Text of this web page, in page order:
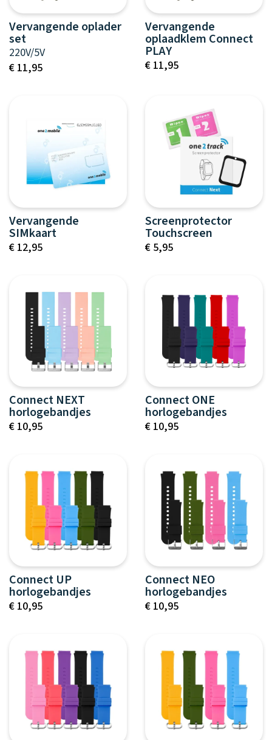
Vervangende oplader
set
220V/5V
€ 11,95
Vervangende
oplaadklem Connect
PLAY
€ 11,95
Vervangende
SIMkaart
€ 12,95
Screenprotector
Touchscreen
€ 5,95
Connect NEXT
horlogebandjes
€ 10,95
Connect ONE
horlogebandjes
€ 10,95
Connect UP
horlogebandjes
€ 10,95
Connect NEO
horlogebandjes
€ 10,95